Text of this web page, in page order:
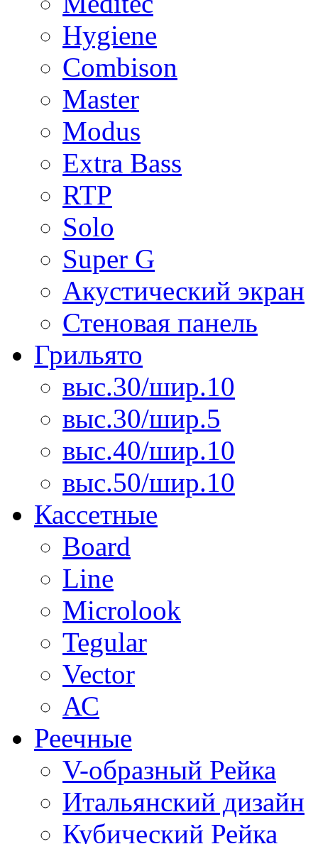
Hygiene
Combison
Master
Modus
Extra Bass
RTP
Solo
Super G
Акустический экран
Стеновая панель
Грильято
выс.30/шир.10
выс.30/шир.5
выс.40/шир.10
выс.50/шир.10
Кассетные
Board
Line
Microlook
Tegular
Vector
АС
Реечные
V-образный Рейка
Итальянский дизайн
Кубический Рейка